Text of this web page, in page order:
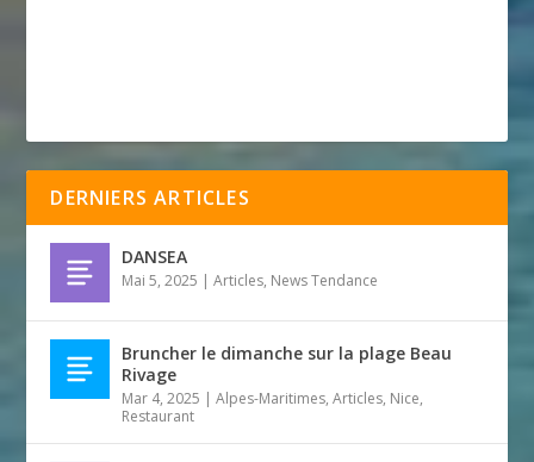
DERNIERS ARTICLES
DANSEA
Mai 5, 2025 |Articles, News Tendance
Bruncher le dimanche sur la plage Beau
Rivage
Mar 4, 2025 |Alpes-Maritimes,Articles, Nice,
Restaurant